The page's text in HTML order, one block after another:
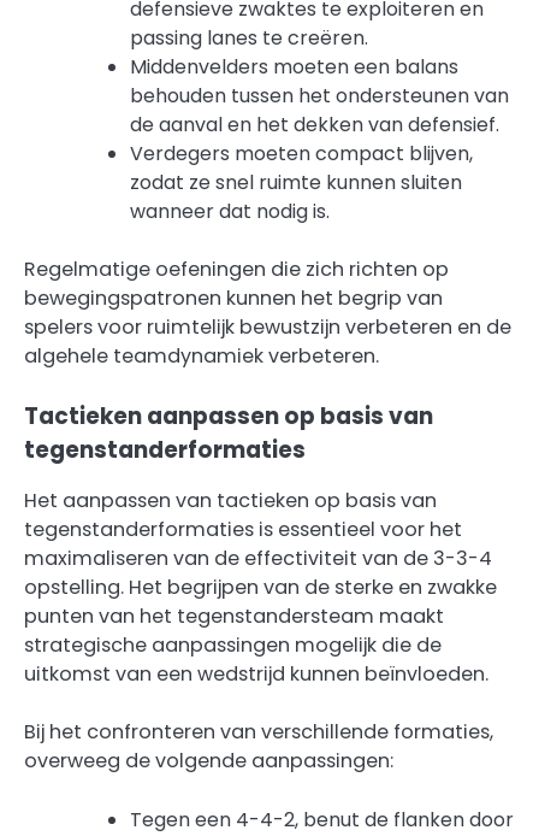
defensieve zwaktes te exploiteren en
passing lanes te creëren.
Middenvelders moeten een balans
behouden tussen het ondersteunen van
de aanval en het dekken van defensief.
Verdegers moeten compact blijven,
zodat ze snel ruimte kunnen sluiten
wanneer dat nodig is.
Regelmatige oefeningen die zich richten op
bewegingspatronen kunnen het begrip van
spelers voor ruimtelijk bewustzijn verbeteren en de
algehele teamdynamiek verbeteren.
Tactieken aanpassen op basis van
tegenstanderformaties
Het aanpassen van tactieken op basis van
tegenstanderformaties is essentieel voor het
maximaliseren van de effectiviteit van de 3-3-4
opstelling. Het begrijpen van de sterke en zwakke
punten van het tegenstandersteam maakt
strategische aanpassingen mogelijk die de
uitkomst van een wedstrijd kunnen beïnvloeden.
Bij het confronteren van verschillende formaties,
overweeg de volgende aanpassingen:
Tegen een 4-4-2, benut de flanken door